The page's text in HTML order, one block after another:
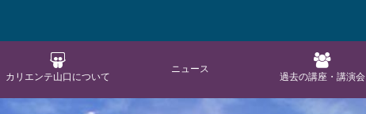
カリエンテ山口について
ニュース
過去の講座・講演会